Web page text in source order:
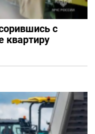
с
квартиру